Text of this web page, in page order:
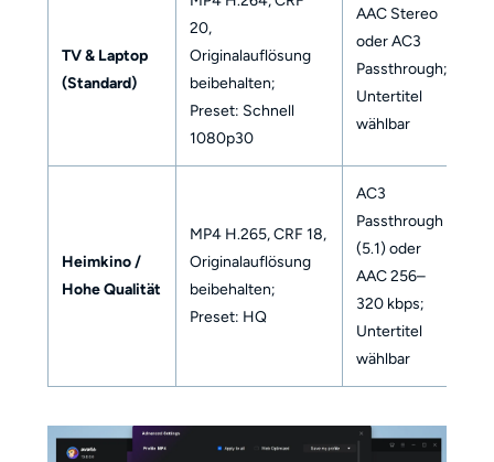
TV & Laptop
(Standard)
20,
Originalauflösung
beibehalten;
Preset: Schnell
1080p30
AAC Stereo
oder AC3
Passthrough;
Untertitel
wählbar
Heimkino /
Hohe Qualität
MP4 H.265, CRF 18,
Originalauflösung
beibehalten;
Preset: HQ
AC3
Passthrough
(5.1) oder
AAC 256–
320 kbps;
Untertitel
wählbar